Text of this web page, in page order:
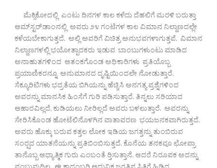
ಮೆಕ್ಸಿಕೋದಲ್ಲಿ ಎಂಟು ದಿನಗಳ ಕಾಲ ಕಳೆದು ದೆಹಲಿಗೆ ಮರಳಿ ಬರುತ್ತಾ
ಆಮ್‌ಸ್ಟರ್‌ಡಾಂನಲ್ಲಿ ಅವರು ೨೪ ಗಂಟೆಗಳ ಕಾಲ ವಿಮಾನ ನಿಲ್ದಾಣದಲ್ಲೇ
ಕಳೆಯಬೇಕಾಗುತ್ತದೆ. ಅಲ್ಲಿ ಅವರಿಗೆ ವಿಚಿತ್ರ ಅನುಭವಗಳಾಗುತ್ತವೆ. ವಿಮಾನ
ನಿಲ್ದಾಣಗಳಲ್ಲಿ ಭಯೋತ್ಪಾದಕರು ಇಡುವ ಬಾಂಬುಗಳುಂಟು ಮಾಡಿದ
ಅನಾಹುತಗಳಿಂದ ಆತಂಕಗೊಂಡ ಅಧಿಕಾರಿಗಳು ಪ್ರತಿಯೊಬ್ಬ
ಪ್ರಯಾಣಿಕರನ್ನೂ ಅನುಮಾನದ ದೃಷ್ಟಿಯಿಂದಲೇ ನೋಡುತ್ತಾರೆ.
ಸೆಕ್ಯೂರಿಟಿಗಳು ಭದ್ರತೆಯ ಬಿಗಿಯನ್ನು ಹೆಚ್ಚಿಸಿ ಅನಗತ್ಯ ಪ್ರಶ್ನೆಗಳಿಂದ
ಅವರನ್ನು ಮಾನಸಿಕ ಹಿಂಸೆಗೆ ಗುರಿ ಪಡಿಸುತ್ತಾರೆ. ತಿನ್ನಲು ಸರಿಯಾದ
ಆಹಾರವಿಲ್ಲದೆ, ಕುಡಿಯಲು ನೀರಿಲ್ಲದೆ ಅವರು ಬಳಲುತ್ತಾರೆ. ಅವರನ್ನು
ಸೇರಿಸಿಕೊಂಡ ಹೋಟೆಲಿನೊಳಗಿನ ವಾತಾವರಣ ಭಯಜನಕವಾಗಿರುತ್ತದೆ.
ಅವರು ಹೊಕ್ಕು ಬರುವ ಕತ್ತಲ ಲೋಕ ಇಡಿಯ ಜಗತ್ತನ್ನು ತುಂಬಿರುವ
ಸಂರ‍್ಷದ ಯಾತನೆಯನ್ನು ಪ್ರತಿಬಿಂಬಿಸುತ್ತದೆ. ಕೊನೆಯ ತನಕವೂ ಛೋಪ್ರಾ
ತಾನೊಬ್ಬ ಆಧ್ಯಾತ್ಮಿಕ ಗುರು ಎಂಬಂತೆ ರ‍್ತಿಸುತ್ತಾನೆ. ಆದರೆ ನಿರೂಪಕ ಅದನ್ನು